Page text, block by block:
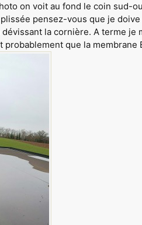
on voit au fond le coin sud-
pensez-vous que je
la cornière. A terme
que la membrane